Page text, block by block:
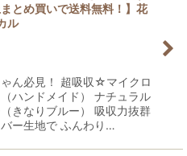
まとめ買いで送料無料！】花
ル
ん必見！ 超吸収☆マイクロ
ハンドメイド） ナチュラル
きなりブルー） 吸収力抜群
ー生地で ふんわり…